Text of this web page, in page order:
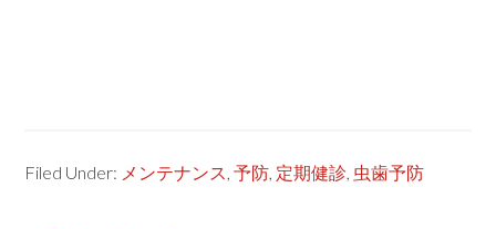
Filed Under: メンテナンス,予防, 定期健診, 虫歯予防